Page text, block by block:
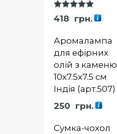
Оцінка
5.00із 5
418 грн.
Аромалампа
для ефірних
олій з каменю
10х7.5х7.5 см
Індія (арт.507)
250 грн.
Сумка-чохол